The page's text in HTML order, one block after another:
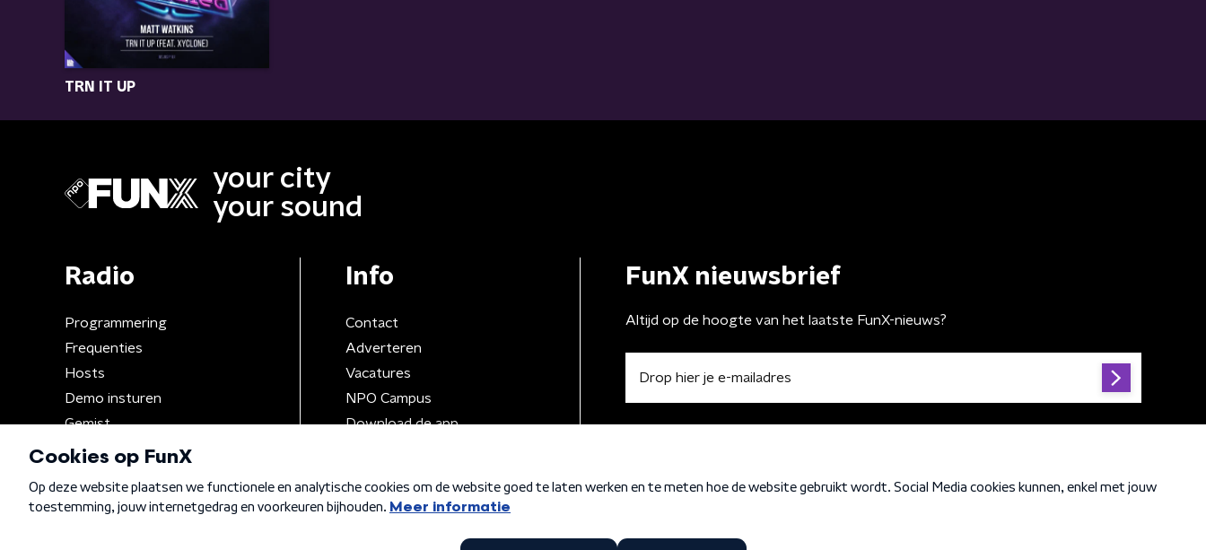
TRN IT UP
your city
your sound
Radio
Programmering
Frequenties
Hosts
Demo insturen
Gemist
Info
Contact
Adverteren
Vacatures
NPO Campus
Download de app
FunX nieuwsbrief
Altijd op de hoogte van het laatste FunX-nieuws?
Algemene voorwaarden Privacybeleid